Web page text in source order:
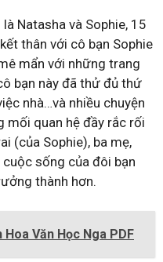
Natasha và Sophie, 15
thân với cô bạn Sophie
mẩn với những trang
bạn này đã thử đủ thứ
nhà…và nhiều chuyện
mối quan hệ đầy rắc rối
(của Sophie), ba mẹ,
sống của đôi bạn
thành hơn.
Văn Học Nga PDF